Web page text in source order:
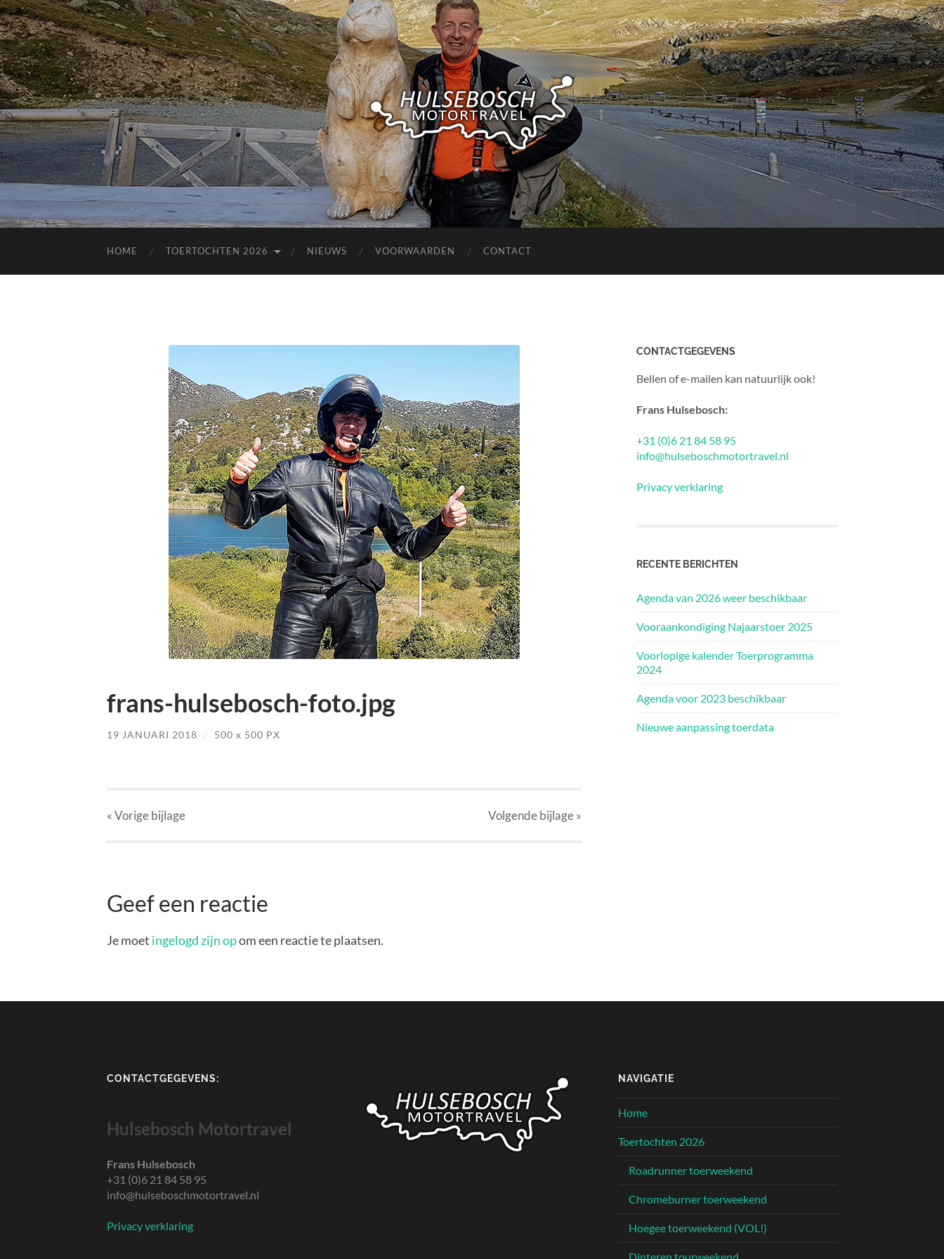
Hulsebosch
Motortravel
HOME TOERTOCHTEN 2026 NIEUWS VOORWAARDEN CONTACT
frans-hulsebosch-foto.jpg
19 JANUARI 2018 / 500 x 500 PX
« Vorigebijlage Volgendebijlage»
Geef een reactie
Je moet ingelogd zijn opom een reactie te plaatsen.
CONTACTGEGEVENS
Bellen of e-mailen kan natuurlijk ook!
Frans Hulsebosch:
+31 (0)6 21 84 58 95
info@hulseboschmotortravel.nl
Privacy verklaring
RECENTE BERICHTEN
Agenda van 2026 weer beschikbaar
Vooraankondiging Najaarstoer 2025
Voorlopige kalender Toerprogramma
2024
Agenda voor 2023 beschikbaar
Nieuwe aanpassing toerdata
CONTACTGEGEVENS:
Hulsebosch Motortravel
Frans Hulsebosch
+31 (0)6 21 84 58 95
info@hulseboschmotortravel.nl
Privacy verklaring
NAVIGATIE
Home
Toertochten 2026
Roadrunner toerweekend
Chromeburner toerweekend
Hoegee toerweekend (VOL!)